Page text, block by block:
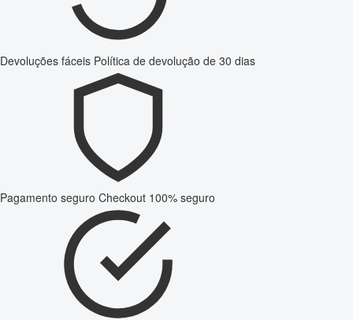
Devoluções fáceis Política de devolução de 30 dias
Pagamento seguro Checkout 100% seguro